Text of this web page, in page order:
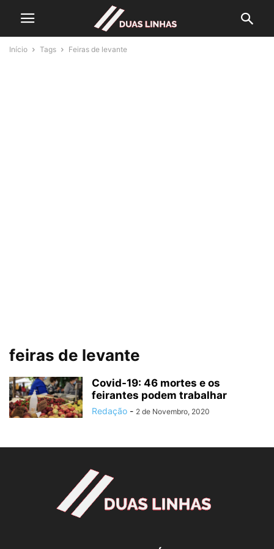
Início Tags Feiras de levante
feiras de levante
Covid-19: 46 mortes e os
feirantes podem trabalhar
Redação - 2 de Novembro, 2020